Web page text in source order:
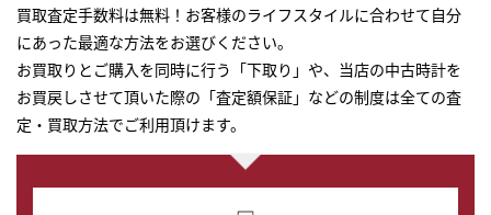
買取査定手数料は無料！お客様のライフスタイルに合わせて自分
にあった最適な方法をお選びください。
お買取りとご購入を同時に行う「下取り」や、当店の中古時計を
お買戻しさせて頂いた際の「査定額保証」などの制度は全ての査
定・買取方法でご利用頂けます。